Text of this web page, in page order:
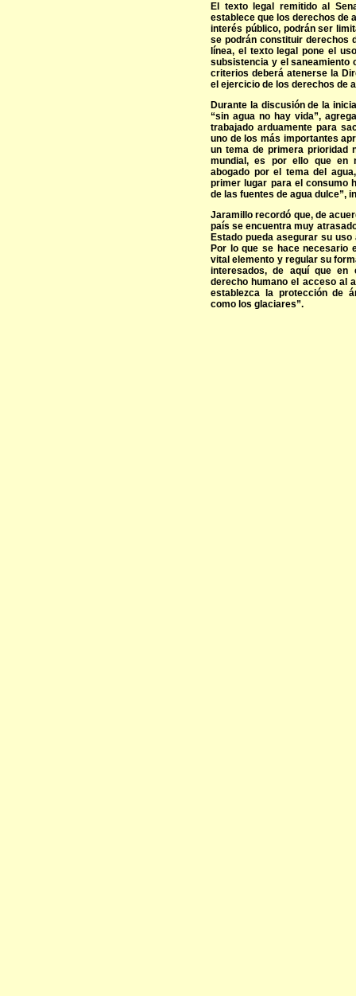
El texto legal remitido al
establece que los derechos de
interés público, podrán ser
se podrán constituir derechos
línea, el texto legal pone el
subsistencia y el saneamiento
criterios deberá atenerse la
el ejercicio de los derechos de
Durante la discusión de la
“sin agua no hay vida”,
trabajado arduamente para
uno de los más importantes
un tema de primera prioridad
mundial, es por ello que en
abogado por el tema del
primer lugar para el consumo
de las fuentes de agua dulce”,
Jaramillo recordó que, de
país se encuentra muy
Estado pueda asegurar su
Por lo que se hace necesario
vital elemento y regular su
interesados, de aquí que en
derecho humano el acceso al
establezca la protección de
como los glaciares”.